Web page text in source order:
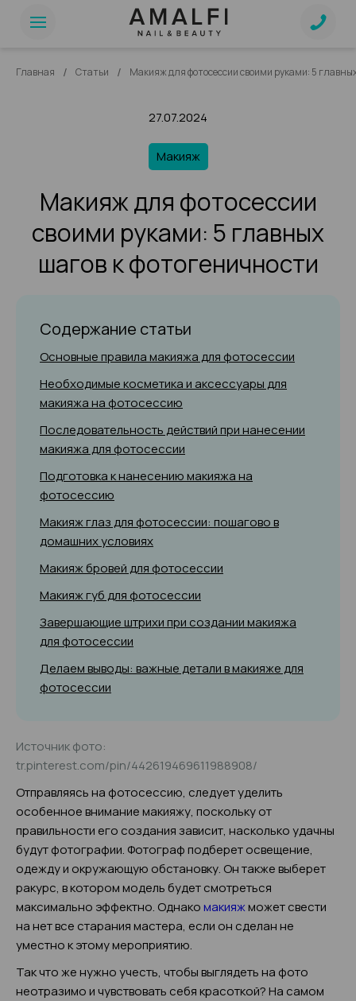
Главная / Статьи / Макияж для фотосессии своими руками: 5
27.07.2024
Макияж
Макияж для фотосессии
своими руками: 5 главных
шагов к фотогеничности
Содержание статьи
Основные правила макияжа для фотосессии
Необходимые косметика и аксессуары для
макияжа на фотосессию
Последовательность действий при нанесении
макияжа для фотосессии
Подготовка к нанесению макияжа на
фотосессию
Макияж глаз для фотосессии: пошагово в
домашних условиях
Макияж бровей для фотосессии
Макияж губ для фотосессии
Завершающие штрихи при создании макияжа
для фотосессии
Делаем выводы: важные детали в макияже для
фотосессии
Источник фото:
tr.pinterest.com/pin/442619469611988908/
Отправляясь на фотосессию, следует уделить
особенное внимание макияжу, поскольку от
правильности его создания зависит, насколько удачны
будут фотографии. Фотограф подберет освещение,
одежду и окружающую обстановку. Он также выберет
ракурс, в котором модель будет смотреться
максимально эффектно. Однакомакияжможет свести
на нет все старания мастера, если он сделан не
уместно к этому мероприятию.
Так что же нужно учесть, чтобы выглядеть на фото
неотразимо и чувствовать себя красоткой? На самом